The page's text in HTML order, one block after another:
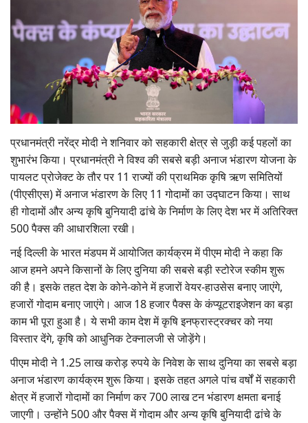
Rural Dialogue
Ground Report
Rural Connect
Gallery
National
Latest News
Agriculture Conclave and NACOF
Agri Start-Ups
Language
English Hindi
प्रधानमंत्री नरेंद्र मोदी ने शनिवार को सहकारी क्षेत्र से जुड़ी कई पहलों का
शुभारंभ किया। प्रधानमंत्री ने विश्व की सबसे बड़ी अनाज भंडारण योजना के
पायलट प्रोजेक्ट के तौर पर 11 राज्यों की प्राथमिक कृषि ऋण समितियों
(पीएसीएस) में अनाज भंडारण के लिए 11 गोदामों का उद्घाटन किया। साथ
ही गोदामों और अन्य कृषि बुनियादी ढांचे के निर्माण के लिए देश भर में अतिरिक्त
500 पैक्स की आधारशिला रखी।
नई दिल्ली के भारत मंडपम में आयोजित कार्यक्रम में पीएम मोदी ने कहा कि
आज हमने अपने किसानों के लिए दुनिया की सबसे बड़ी स्टोरेज स्कीम शुरू
की है। इसके तहत देश के कोने-कोने में हजारों वेयर-हाउसेस बनाए जाएंगे,
हजारों गोदाम बनाए जाएंगे। आज 18 हजार पैक्स के कंप्यूटराइजेशन का बड़ा
काम भी पूरा हुआ है। ये सभी काम देश में कृषि इनफ्रास्ट्रक्चर को नया
विस्तार देंगे, कृषि को आधुनिक टेक्नालजी से जोड़ेंगे।
पीएम मोदी ने 1.25 लाख करोड़ रुपये के निवेश के साथ दुनिया का सबसे बड़ा
अनाज भंडारण कार्यक्रम शुरू किया। इसके तहत अगले पांच वर्षों में सहकारी
क्षेत्र में हजारों गोदामों का निर्माण कर 700 लाख टन भंडारण क्षमता बनाई
जाएगी। उन्होंने 500 और पैक्स में गोदाम और अन्य कृषि बुनियादी ढांचे के